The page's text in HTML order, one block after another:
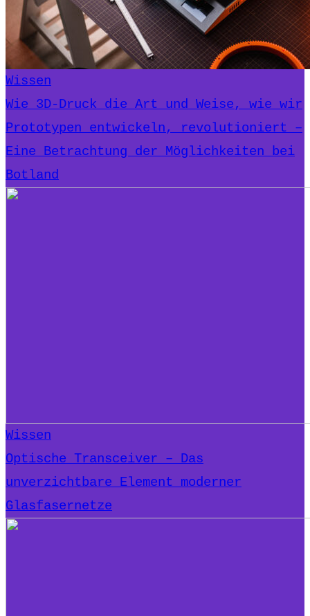
Wissen
Wie 3D-Druck die Art und Weise, wie wir
Prototypen entwickeln, revolutioniert –
Eine Betrachtung der Möglichkeiten bei
Botland
Wissen
Optische Transceiver – Das
unverzichtbare Element moderner
Glasfasernetze